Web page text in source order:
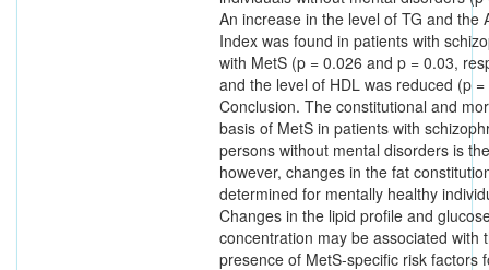
An increase in the level of TG and the
Index was found in patients with
with MetS (p = 0.026 and p = 0.03,
and the level of HDL was reduced (p
Conclusion. The constitutional and
basis of MetS in patients with
persons without mental disorders is
however, changes in the fat
determined for mentally healthy
Changes in the lipid profile and
concentration may be associated with
presence of MetS-specific risk factors